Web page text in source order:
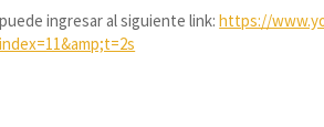
ingresar al siguiente link:https://